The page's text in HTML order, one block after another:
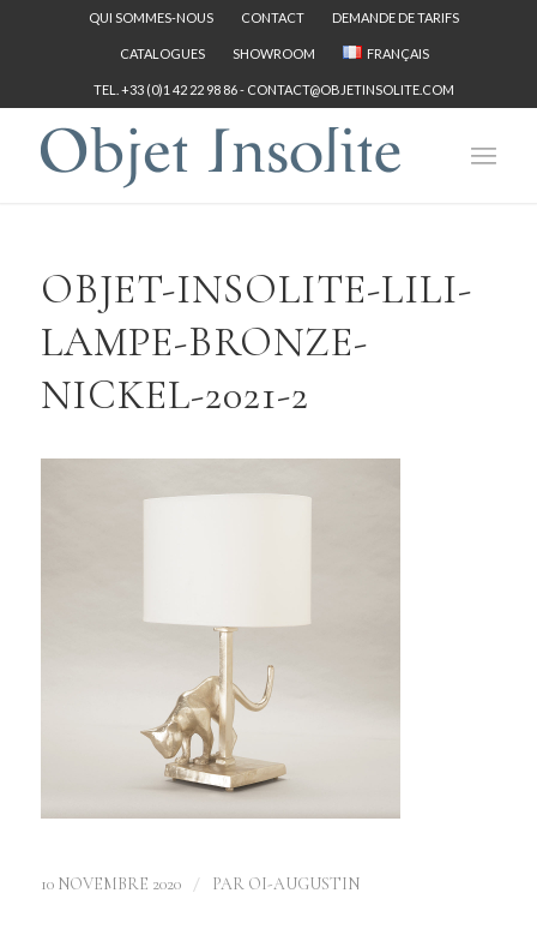
QUI SOMMES-NOUS CONTACT DEMANDE DE TARIFS
CATALOGUES SHOWROOM FRANÇAIS
TEL. +33 (0)1 42 22 98 86 - CONTACT@OBJETINSOLITE.COM
OBJET-INSOLITE-LILI-
LAMPE-BRONZE-
NICKEL-2021-2
10 NOVEMBRE 2020 / PAR OI-AUGUSTIN